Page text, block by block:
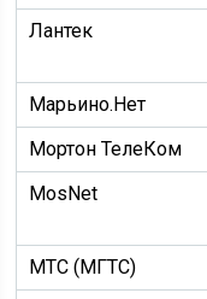
Лантек
Марьино.Нет
Мортон ТелеКом
MosNet
МТС (МГТС)